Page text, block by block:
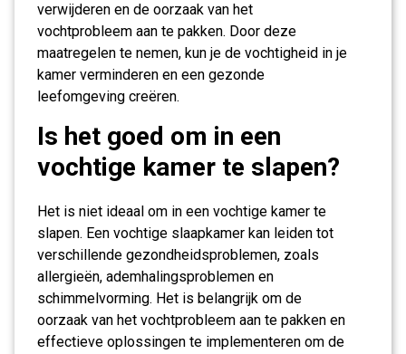
verwijderen en de oorzaak van het
vochtprobleem aan te pakken. Door deze
maatregelen te nemen, kun je de vochtigheid in je
kamer verminderen en een gezonde
leefomgeving creëren.
Is het goed om in een
vochtige kamer te slapen?
Het is niet ideaal om in een vochtige kamer te
slapen. Een vochtige slaapkamer kan leiden tot
verschillende gezondheidsproblemen, zoals
allergieën, ademhalingsproblemen en
schimmelvorming. Het is belangrijk om de
oorzaak van het vochtprobleem aan te pakken en
effectieve oplossingen te implementeren om de